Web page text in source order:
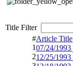
Title Filter
#Article Title
1
2